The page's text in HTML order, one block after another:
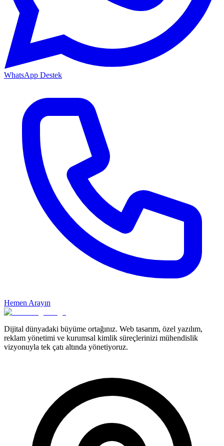
WhatsApp Destek
Hemen Arayın
Dijital dünyadaki büyüme ortağınız. Web tasarım, özel yazılım,
reklam yönetimi ve kurumsal kimlik süreçlerinizi mühendislik
vizyonuyla tek çatı altında yönetiyoruz.